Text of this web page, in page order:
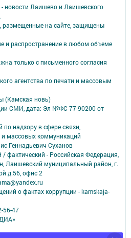
новости Лаишево и Лаишевского
на сайте, защищены
и распространение в любом объеме
только с письменного согласия
агентства по печати и массовым
(Камская новь)
СМИ, дата: Эл №ФC 77-90200 от
надзору в сфере связи,
массовых коммуникаций
Геннадьевич Суханов
фактический - Российская Федерация,
Лаишевский муниципальный район, г.
д.56, офис 2
о фактах коррупции - kamskaja-
56-47